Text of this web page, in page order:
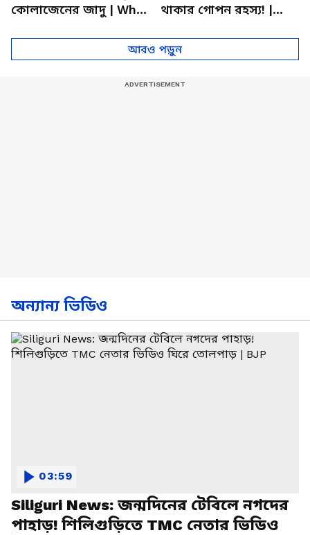
কোলাজেনের জাদু | What
থাকার গোপন রহস্য! |
Bengali | Foods
আরও পড়ুন
অন্যান্য ভিডিও
Siliguri News: জন্মদিনের টেবিলে নগদের
পাহাড়! শিলিগুড়িতে TMC নেতার ভিডিও
03:59